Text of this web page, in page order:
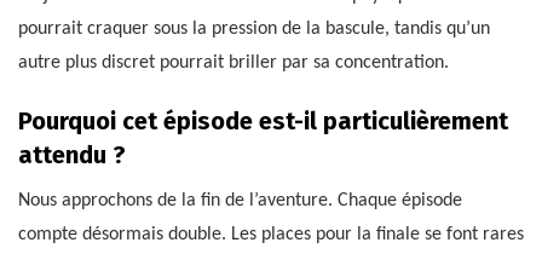
pourrait craquer sous la pression de la bascule, tandis qu’un
autre plus discret pourrait briller par sa concentration.
Pourquoi cet épisode est-il particulièrement
attendu ?
Nous approchons de la fin de l’aventure. Chaque épisode
compte désormais double. Les places pour la finale se font rares